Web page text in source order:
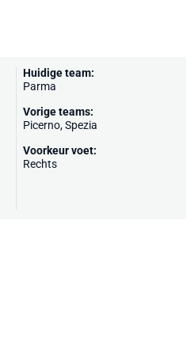
Huidige team:
Parma
Vorige teams:
Picerno,Spezia
Voorkeur voet:
Rechts